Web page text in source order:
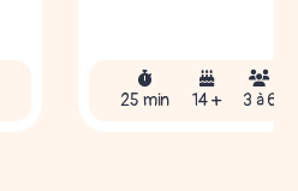
25 min 14 + 3 à 6